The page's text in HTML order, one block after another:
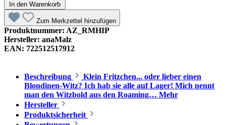
In den Warenkorb
Zum Merkzettel hinzufügen
Produktnummer: AZ_RMHIP
Hersteller: anaMalz
EAN: 722512517912
Beschreibung
Klein Fritzchen... oder lieber einen
Blondinen-Witz? Ich hab sie alle auf Lager! Mich nennt
man den Witzbold aus den Roaming… Mehr
Hersteller
Produktsicherheit